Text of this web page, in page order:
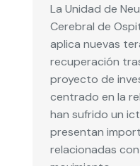
La Unidad de
Cerebral de
aplica nuevas
recuperación
proyecto de
centrado en la
han sufrido un
presentan
relacionadas